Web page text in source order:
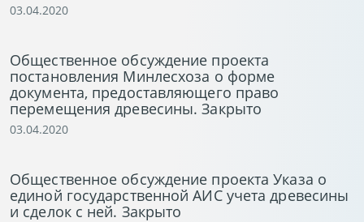
03.04.2020
Общественное обсуждение проекта
постановления Минлесхоза о форме
документа, предоставляющего право
перемещения древесины. Закрыто
03.04.2020
Общественное обсуждение проекта Указа о
единой государственной АИС учета древесины
и сделок с ней. Закрыто